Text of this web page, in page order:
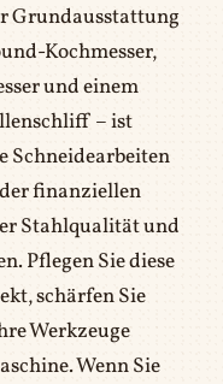
Grundausstattung
Kochmesser,
und einem
– ist
Schneidearbeiten
finanziellen
Stahlqualität und
Pflegen Sie diese
schärfen Sie
Werkzeuge
Wenn Sie